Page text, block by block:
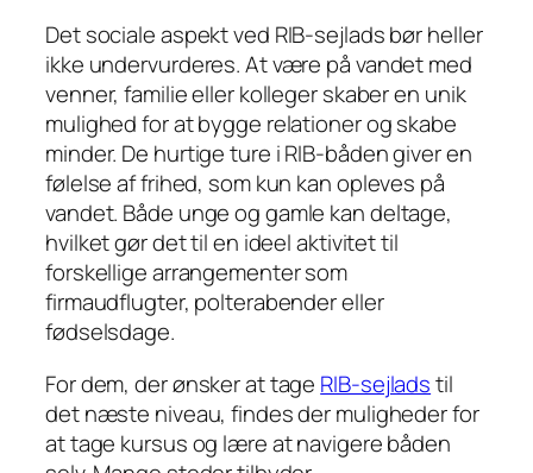
Det sociale aspekt ved RIB-sejlads bør heller
ikke undervurderes. At være på vandet med
venner, familie eller kolleger skaber en unik
mulighed for at bygge relationer og skabe
minder. De hurtige ture i RIB-båden giver en
følelse af frihed, som kun kan opleves på
vandet. Både unge og gamle kan deltage,
hvilket gør det til en ideel aktivitet til
forskellige arrangementer som
firmaudflugter, polterabender eller
fødselsdage.
For dem, der ønsker at tage RIB-sejladstil
det næste niveau, findes der muligheder for
at tage kursus og lære at navigere båden